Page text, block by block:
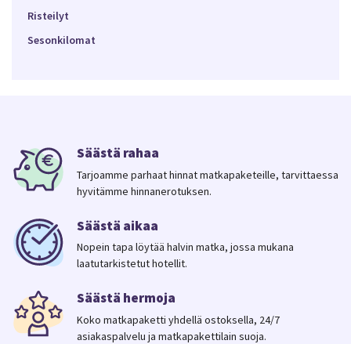
Risteilyt
Sesonkilomat
Säästä rahaa
Tarjoamme parhaat hinnat matkapaketeille, tarvittaessa
hyvitämme hinnanerotuksen.
Säästä aikaa
Nopein tapa löytää halvin matka, jossa mukana
laatutarkistetut hotellit.
Säästä hermoja
Koko matkapaketti yhdellä ostoksella, 24/7
asiakaspalvelu ja matkapakettilain suoja.